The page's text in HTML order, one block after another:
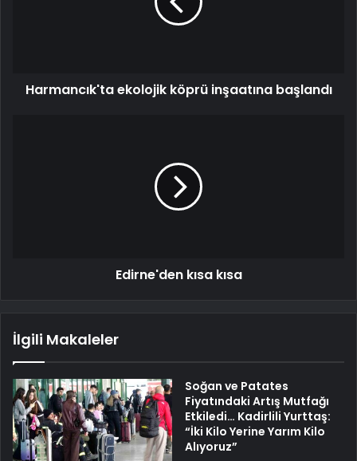
Harmancık'ta ekolojik köprü inşaatına başlandı
Edirne'den kısa kısa
İlgili Makaleler
Soğan ve Patates
Fiyatındaki Artış Mutfağı
Etkiledi… Kadirlili Yurttaş:
“İki Kilo Yerine Yarım Kilo
Alıyoruz”